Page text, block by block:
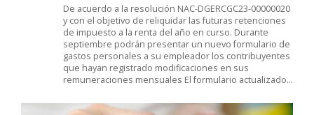
De acuerdo a la resolución NAC-DGERCGC23-00000020
y con el objetivo de reliquidar las futuras retenciones
de impuesto a la renta del año en curso. Durante
septiembre podrán presentar un nuevo formulario de
gastos personales a su empleador los contribuyentes
que hayan registrado modificaciones en sus
remuneraciones mensuales El formulario actualizado…